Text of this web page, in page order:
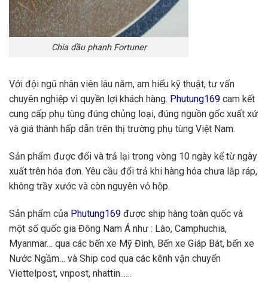
Chia dầu phanh Fortuner
Với đội ngũ nhân viên lâu năm, am hiểu kỹ thuật, tư vấn
chuyên nghiệp vì quyền lợi khách hàng. Phutung169 cam kết
cung cấp phụ tùng đúng chủng loại, đúng nguồn gốc xuất xứ
và giá thành hấp dẫn trên thị trường phụ tùng Việt Nam.
Sản phẩm được đổi và trả lại trong vòng 10 ngày kể từ ngày
xuất trên hóa đơn. Yêu cầu đổi trả khi hàng hóa chưa lắp ráp,
không trầy xước và còn nguyên vỏ hộp.
Sản phẩm của Phutung169 được ship hàng toàn quốc và
một số quốc gia Đông Nam Á như : Lào, Camphuchia,
Myanmar… qua các bến xe Mỹ Đình, Bến xe Giáp Bát, bến xe
Nước Ngầm… và Ship cod qua các kênh vận chuyển
Viettelpost, vnpost, nhattin..….